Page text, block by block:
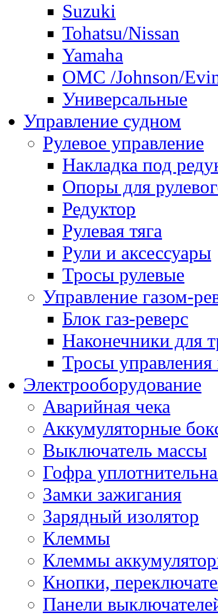
Suzuki
Tohatsu/Nissan
Yamaha
ОМС /Johnson/
Универсальные
Управление судном
Рулевое управление
Накладка под
Опоры для
Редуктор
Рулевая тяга
Рули и аксессуары
Тросы рулевые
Управление газом-
Блок газ-реверс
Наконечники для
Тросы управления
Электрооборудование
Аварийная чека
Аккумуляторные
Выключатель массы
Гофра
Замки зажигания
Зарядный изолятор
Клеммы
Клеммы
Кнопки,
Панели